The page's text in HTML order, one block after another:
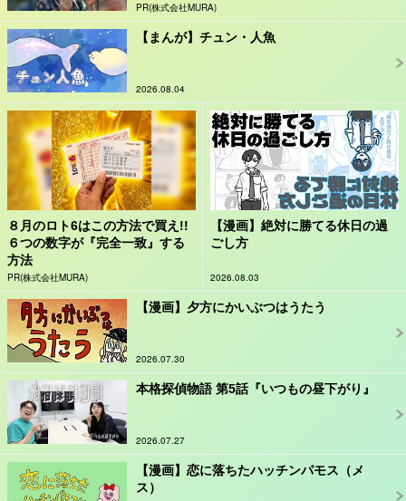
PR(株式会社MURA)
【まんが】チュン・人魚
2026.08.04
８月のロト6はこの方法で買え!!
６つの数字が『完全一致』する
方法
PR(株式会社MURA)
【漫画】絶対に勝てる休日の過
ごし方
2026.08.03
【漫画】夕方にかいぶつはうたう
2026.07.30
本格探偵物語 第5話『いつもの昼下がり』
2026.07.27
【漫画】恋に落ちたハッチンパモス（メ
ス）